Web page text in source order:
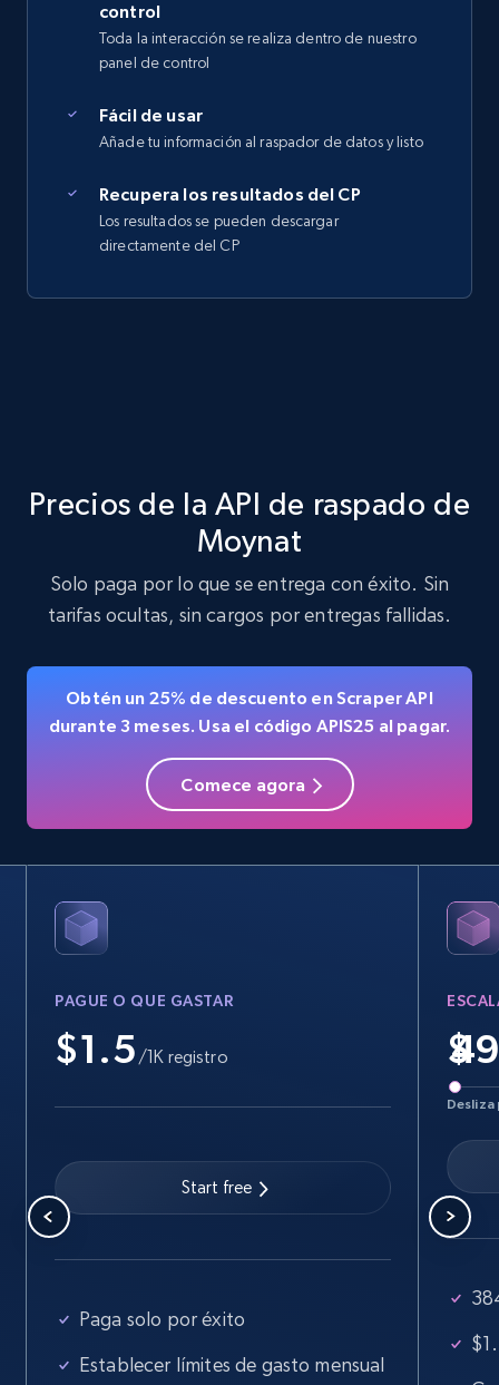
control
Toda la interacción se realiza dentro de nuestro
panel de control
Fácil de usar
Añade tu información al raspador de datos y listo
Recupera los resultados del CP
Los resultados se pueden descargar
directamente del CP
Precios de la API de raspado de
Moynat
Solo paga por lo que se entrega con éxito. Sin
tarifas ocultas, sin cargos por entregas fallidas.
Obtén un 25% de descuento en Scraper API
durante 3 meses. Usa el código APIS25 al pagar.
Comece agora
PAGUE O QUE GASTAR
$1.5 /1K registro
Start free
Paga solo por éxito
Establecer límites de gasto mensual
$
Desliza